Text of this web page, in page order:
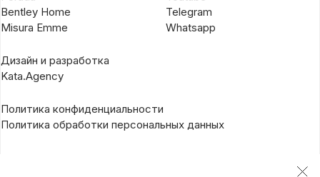
Bentley Home
Misura Emme
Telegram
Whatsapp
Дизайн и разработка
Kata.Agency
Политика конфиденциальности
Политика обработки персональных данных